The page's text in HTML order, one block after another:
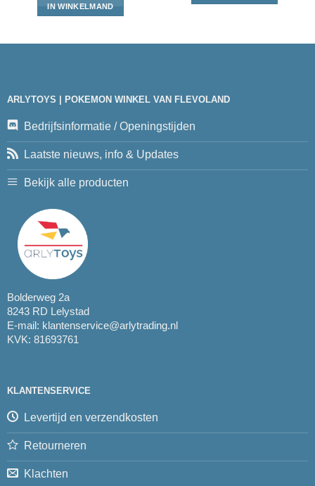
IN WINKELMAND
ARLYTOYS | POKEMON WINKEL VAN FLEVOLAND
Bedrijfsinformatie / Openingstijden
Laatste nieuws, info & Updates
Bekijk alle producten
Bolderweg 2a
8243 RD Lelystad
E-mail: klantenservice@arlytrading.nl
KVK: 81693761
KLANTENSERVICE
Levertijd en verzendkosten
Retourneren
Klachten